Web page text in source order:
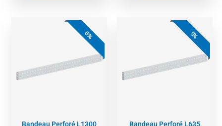
6%
Bandeau Perforé L1300
Le
prix
initial
était :
71,00 €.
prix
actuel
est :
5%
Bandeau Perforé L635
Le
prix
initial
était :
65,00 €.
prix
actuel
est :